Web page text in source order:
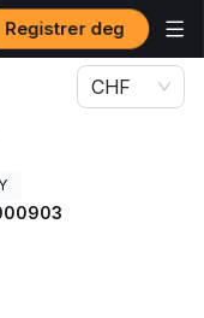
Registrer deg
CHF